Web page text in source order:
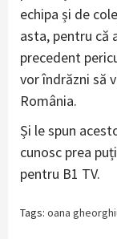
echipa și de
asta, pentru că
precedent
vor îndrăzni să
România.
Și le spun
cunosc prea
pentru B1 TV.
Tags: oana